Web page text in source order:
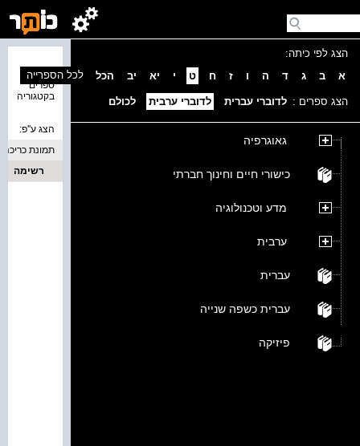
הצג לפי כיתה:
א
ב ג ד ה ו ז ח ט י יא יב הכל
הצג ספרים : לדוברי עברית לדוברי ערבית לכולם
גאוגרפיה
כישורי חיים וחינוך חברתי
מדע וטכנולוגיה
ערבית
עברית
עברית כשפה שנייה
פיזיקה
ספרים
בקטגוריה
לכל הספרייה
הצג ע''פ:
תמונת כריכה
רשימה